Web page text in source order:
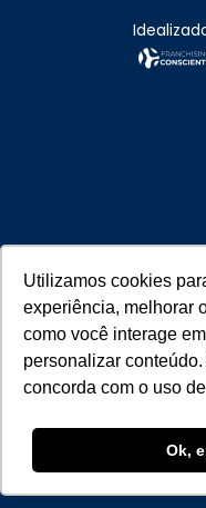
Utilizamos cookies
experiência, melhorar
como você interage
personalizar
concorda com o uso
Ok,